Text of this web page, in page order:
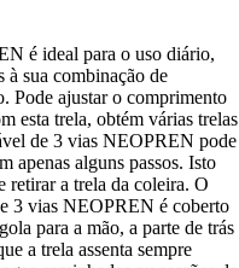
é ideal para o uso diário,
à sua combinação de
Pode ajustar o comprimento
esta trela, obtém várias trelas
de 3 vias NEOPREN pode
apenas alguns passos. Isto
retirar a trela da coleira. O
3 vias NEOPREN é coberto
para a mão, a parte de trás
a trela assenta sempre